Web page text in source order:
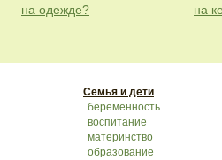
на одежде?
на
Семья и дети
беременность
воспитание
материнство
образование